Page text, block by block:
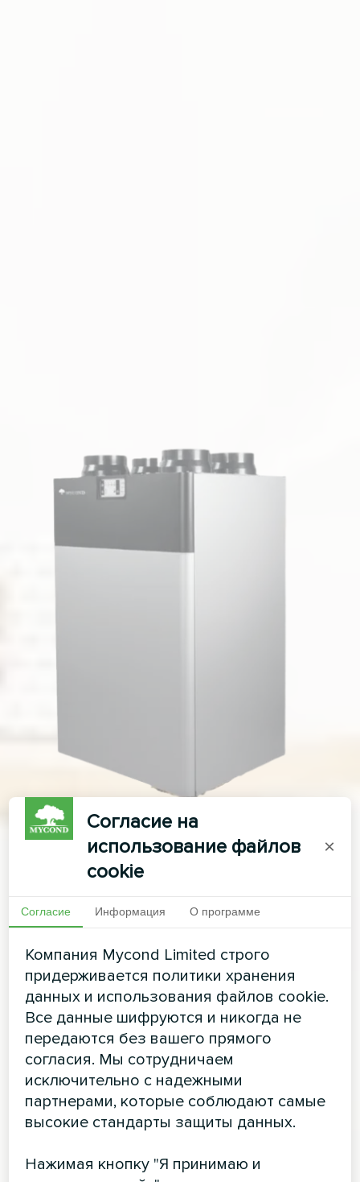
Согласие на
использование файлов
cookie
×
Согласие Информация О программе
Компания Mycond Limited строго
придерживается политики хранения
данных и использования файлов cookie.
Все данные шифруются и никогда не
передаются без вашего прямого
согласия. Мы сотрудничаем
исключительно с надежными
партнерами, которые соблюдают самые
высокие стандарты защиты данных.
Нажимая кнопку "Я принимаю и